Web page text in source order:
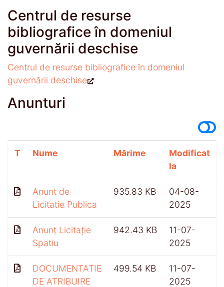
Centrul de resurse
bibliografice în domeniul
guvernării deschise
Centrul de resurse bibliografice în domeniul
guvernării deschise
Anunturi
T Nume Mărime
Modificat
la
Anunt de
Licitatie Publica
935.83 KB
04-08-
2025
Anunț Licitație
Spatiu
942.43 KB
11-07-
2025
DOCUMENTATIE
DE ATRIBUIRE
499.54 KB
11-07-
2025